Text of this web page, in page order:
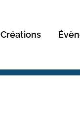
Créations